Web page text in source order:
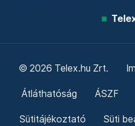
© 2026 Telex.hu Zrt.
Átláthatóság ÁSZF
Sütitájékoztató Süti